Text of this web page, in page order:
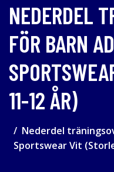
NEDERDEL
FÖR BARN
11-12 ÅR)
Nederdel
Sportswear Vit